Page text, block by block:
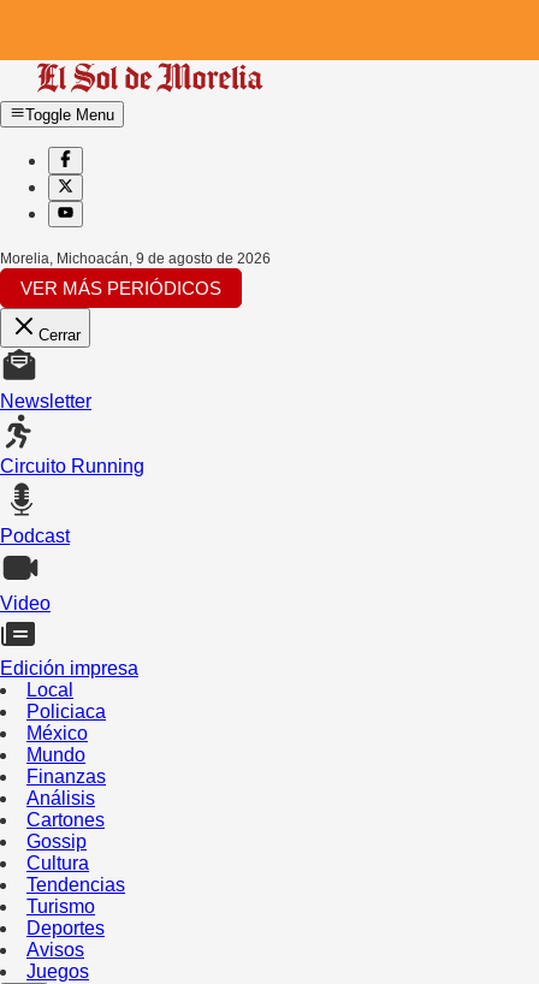
Toggle Menu
Morelia, Michoacán, 9 de agosto de 2026
VER MÁS PERIÓDICOS
Cerrar
Newsletter
Circuito Running
Podcast
Video
Edición impresa
Local
Policiaca
México
Mundo
Finanzas
Análisis
Cartones
Gossip
Cultura
Tendencias
Turismo
Deportes
Avisos
Juegos